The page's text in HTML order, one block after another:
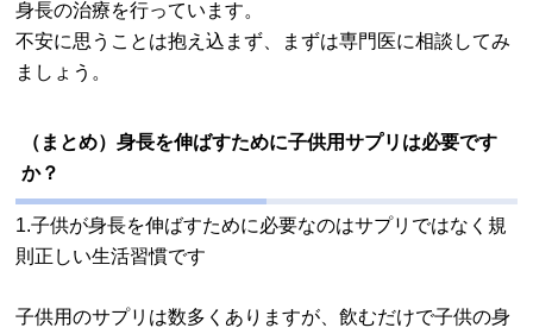
身長の治療を行っています。
不安に思うことは抱え込まず、まずは専門医に相談してみ
ましょう。
（まとめ）身長を伸ばすために子供用サプリは必要です
か？
1.子供が身長を伸ばすために必要なのはサプリではなく規
則正しい生活習慣です
子供用のサプリは数多くありますが、飲むだけで子供の身